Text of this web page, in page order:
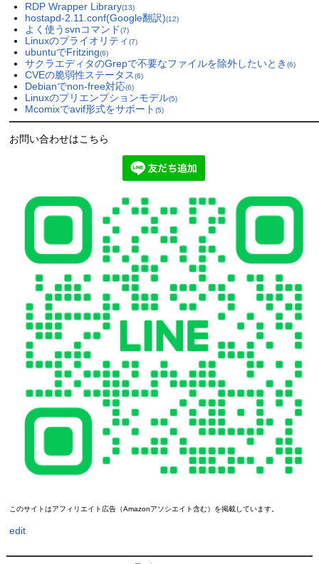
RDP Wrapper Library(13)
hostapd-2.11.conf(Google翻訳)(12)
よく使うsvnコマンド(7)
Linuxのプライオリティ (7)
ubuntuでFritzing(6)
サクラエディタのGrepで不要なファイルを除外したいとき (6)
CVEの脆弱性ステータス(6)
Debianでnon-free対応(6)
Linuxのプリエンプションモデル(5)
Mcomixでavif形式をサポート (5)
お問い合わせはこちら
このサイトはアフィリエイト広告（Amazonアソシエイト含む）を掲載しています。
edit